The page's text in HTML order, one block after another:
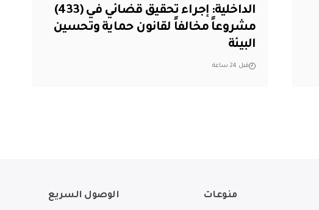
الداخلية: إجراء تحقيق قضائي في (433)
مشروعاً مخالفاً لقانون حماية وتحسين
البيئة
قبل 24 ساعة
منوعات الوصول السريع